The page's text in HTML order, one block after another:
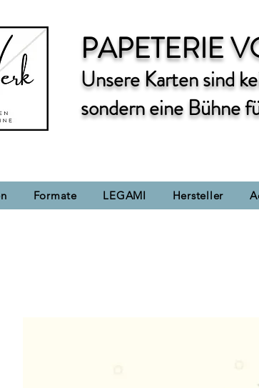
PAPETERIE
Unsere Karten sind
sondern eine Bühne
Formate LEGAMI Hersteller